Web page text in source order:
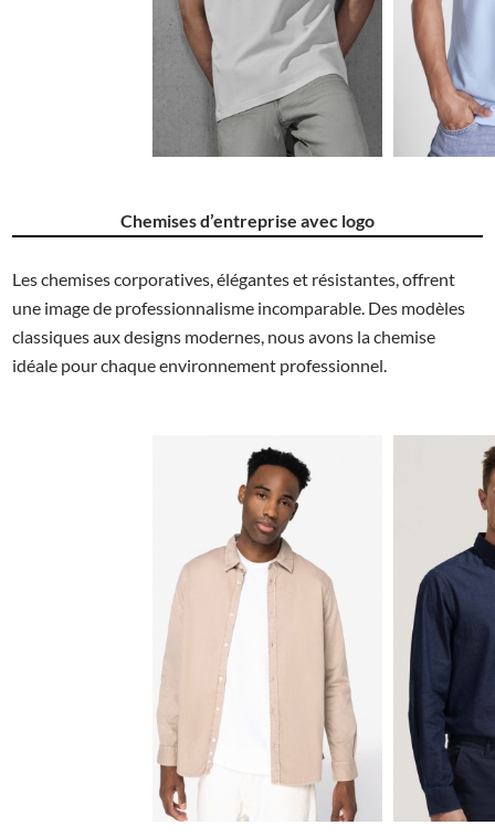
3.59€
Chemises d’entreprise avec logo
Les chemises corporatives, élégantes et résistantes, offrent
une image de professionnalisme incomparable. Des modèles
classiques aux designs modernes, nous avons la chemise
idéale pour chaque environnement professionnel.
20.65€